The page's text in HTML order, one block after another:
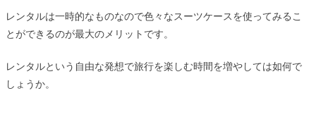
レンタルは一時的なものなので色々なスーツケースを使ってみるこ
とができるのが最大のメリットです。
レンタルという自由な発想で旅行を楽しむ時間を増やしては如何で
しょうか。